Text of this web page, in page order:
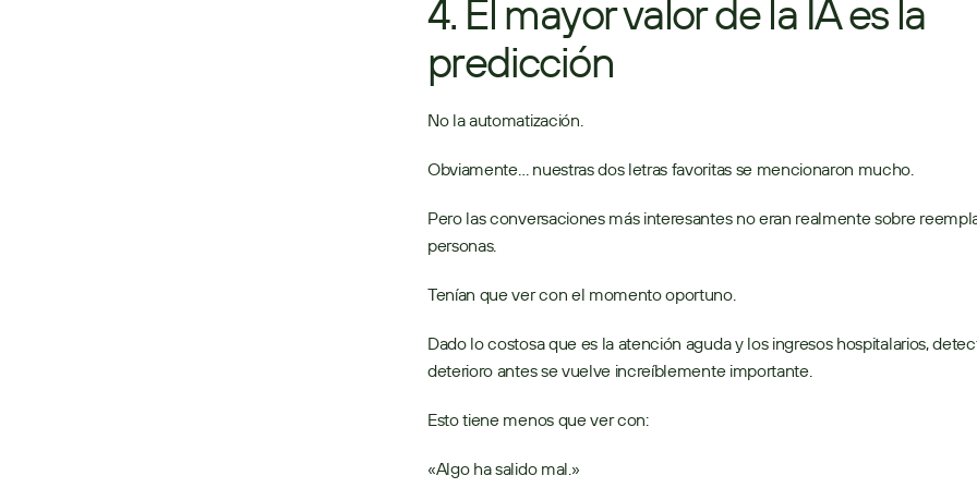
4. El mayor valor de la IA es la
predicción
No la automatización.
Obviamente… nuestras dos letras favoritas se mencionaron mucho.
Pero las conversaciones más interesantes no eran realmente sobre
personas.
Tenían que ver con el momento oportuno.
Dado lo costosa que es la atención aguda y los ingresos hospitalarios,
deterioro antes se vuelve increíblemente importante.
Esto tiene menos que ver con:
«Algo ha salido mal.»